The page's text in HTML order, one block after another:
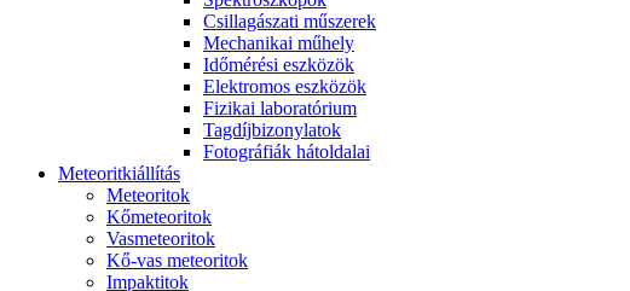
Csil­la­gá­sza­ti mű­sze­rek
Me­cha­ni­kai mű­hely
Idő­mé­ré­si esz­kö­zök
Elekt­ro­mos esz­kö­zök
Fi­zi­kai la­bo­ra­tó­ri­um
Tag­díj­bi­zony­la­tok
Fo­tog­rá­fi­ák hát­ol­da­lai
Me­te­o­rit­ki­ál­lí­tás
Me­te­o­ri­tok
Kő­me­te­o­ri­tok
Vas­me­te­o­ri­tok
Kő-vas me­te­o­ri­tok
Imp­ak­ti­tok